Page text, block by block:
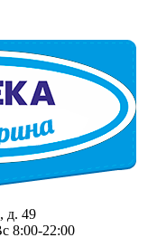
д. 49
8:00-22:00